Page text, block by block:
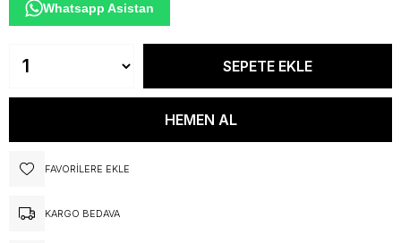
Whatsapp Asistan
FAVORILERE EKLE
KARGO BEDAVA